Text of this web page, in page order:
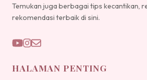
Temukan juga berbagai tips kecantikan,
rekomendasi terbaik di sini.
HALAMAN PENTING